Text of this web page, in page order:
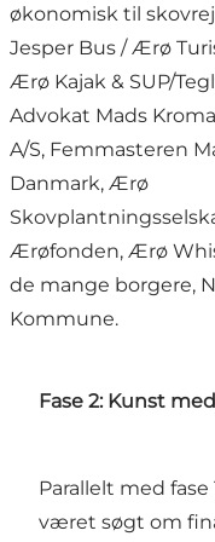
økonomisk til
Jesper Bus / Ærø
Ærø Kajak & SUP/
Advokat Mads
A/S, Femmasteren
Danmark, Ærø
Ærøfonden, Ærø
de mange borgere,
Kommune.
Fase 2: Kunst
Parallelt med
været søgt om